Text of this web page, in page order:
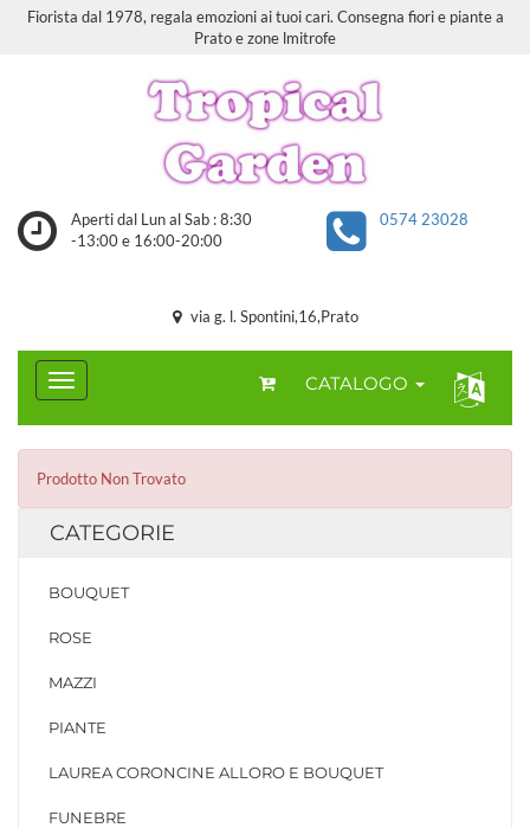
Fiorista dal 1978, regala emozioni ai tuoi cari. Consegna fiori e piante a
Prato e zone lmitrofe
Aperti dal Lun al Sab : 8:30
-13:00 e 16:00-20:00
0574 23028
via g. l. Spontini,16,Prato
CATALOGO
Prodotto Non Trovato
CATEGORIE
BOUQUET
ROSE
MAZZI
PIANTE
LAUREA CORONCINE ALLORO E BOUQUET
FUNEBRE